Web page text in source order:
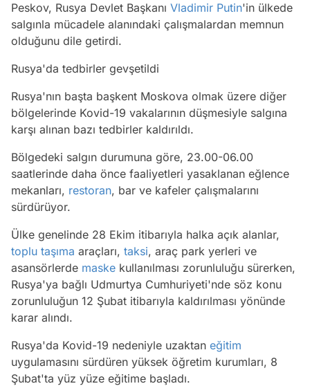
Peskov, Rusya Devlet Başkanı Vladimir Putin'in ülkede
salgınla mücadele alanındaki çalışmalardan memnun
olduğunu dile getirdi.
Rusya'da tedbirler gevşetildi
Rusya'nın başta başkent Moskova olmak üzere diğer
bölgelerinde Kovid-19 vakalarının düşmesiyle salgına
karşı alınan bazı tedbirler kaldırıldı.
Bölgedeki salgın durumuna göre, 23.00-06.00
saatlerinde daha önce faaliyetleri yasaklanan eğlence
mekanları, restoran, bar ve kafeler çalışmalarını
sürdürüyor.
Ülke genelinde 28 Ekim itibarıyla halka açık alanlar,
toplu taşıma araçları, taksi, araç park yerleri ve
asansörlerde maske kullanılması zorunluluğu sürerken,
Rusya'ya bağlı Udmurtya Cumhuriyeti'nde söz konu
zorunluluğun 12 Şubat itibarıyla kaldırılması yönünde
karar alındı.
Rusya'da Kovid-19 nedeniyle uzaktan eğitim
uygulamasını sürdüren yüksek öğretim kurumları, 8
Şubat'ta yüz yüze eğitime başladı.